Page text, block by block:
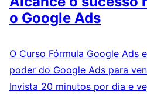
o Google Ads
O Curso Fórmula Google Ads
poder do Google Ads para
Invista 20 minutos por dia e